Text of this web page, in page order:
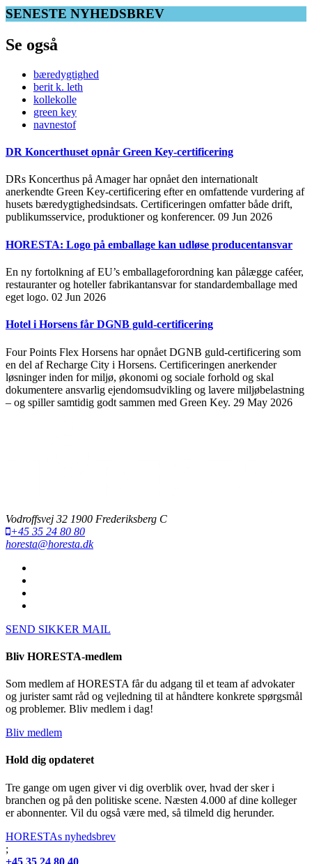
SENESTE NYHEDSBREV
Se også
bæredygtighed
berit k. leth
kollekolle
green key
navnestof
DR Koncerthuset opnår Green Key-certificering
DRs Koncerthus på Amager har opnået den internationalt
anerkendte Green Key-certificering efter en omfattende vurdering af
husets bæredygtighedsindsats. Certificeringen omfatter både drift,
publikumsservice, produktioner og konferencer. 09 Jun 2026
HORESTA: Logo på emballage kan udløse producentansvar
En ny fortolkning af EU’s emballageforordning kan pålægge caféer,
restauranter og hoteller fabrikantansvar for standardemballage med
eget logo. 02 Jun 2026
Hotel i Horsens får DGNB guld-certificering
Four Points Flex Horsens har opnået DGNB guld-certificering som
en del af Recharge City i Horsens. Certificeringen anerkender
løsninger inden for miljø, økonomi og sociale forhold og skal
dokumentere ansvarlig ejendomsudvikling og lavere miljøbelastning
– og spiller samtidig godt sammen med Green Key. 29 May 2026
Vodroffsvej 32 1900 Frederiksberg C
+45 35 24 80 80
horesta@horesta.dk
SEND SIKKER MAIL
Bliv HORESTA-medlem
Som medlem af HORESTA får du adgang til et team af advokater
og jurister samt råd og vejledning til at håndtere konkrete spørgsmål
og problemer. Bliv medlem i dag!
Bliv medlem
Hold dig opdateret
Tre gange om ugen giver vi dig overblik over, hvad der sker i
branchen og på den politiske scene. Næsten 4.000 af dine kolleger
er abonnenter. Vil du også være med, så tilmeld dig herunder.
HORESTAs nyhedsbrev
;
+45 35 24 80 40